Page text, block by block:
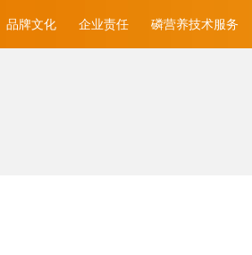
品牌文化 企业责任 磷营养技术服务